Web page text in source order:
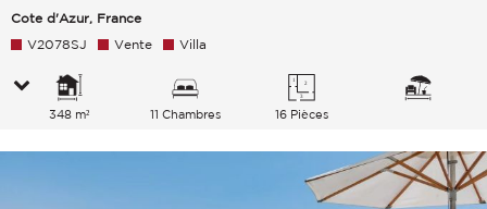
Cote d'Azur, France
V2078SJ Vente Villa
348 m² 11 Chambres 16 Pièces